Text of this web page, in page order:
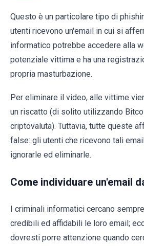
Questo è un particolare tipo di
utenti ricevono un'email in cui si
informatico potrebbe accedere alla
potenziale vittima e ha una
propria masturbazione.
Per eliminare il video, alle vittime
un riscatto (di solito utilizzando
criptovaluta). Tuttavia, tutte queste
false: gli utenti che ricevono tali
ignorarle ed eliminarle.
Come individuare un'email
I criminali informatici cercano
credibili ed affidabili le loro email;
dovresti porre attenzione quando